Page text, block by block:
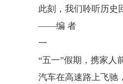
此刻，我们聆听历史回
——编 者
一
“五一”假期，携家人前
汽车在高速路上飞驰，